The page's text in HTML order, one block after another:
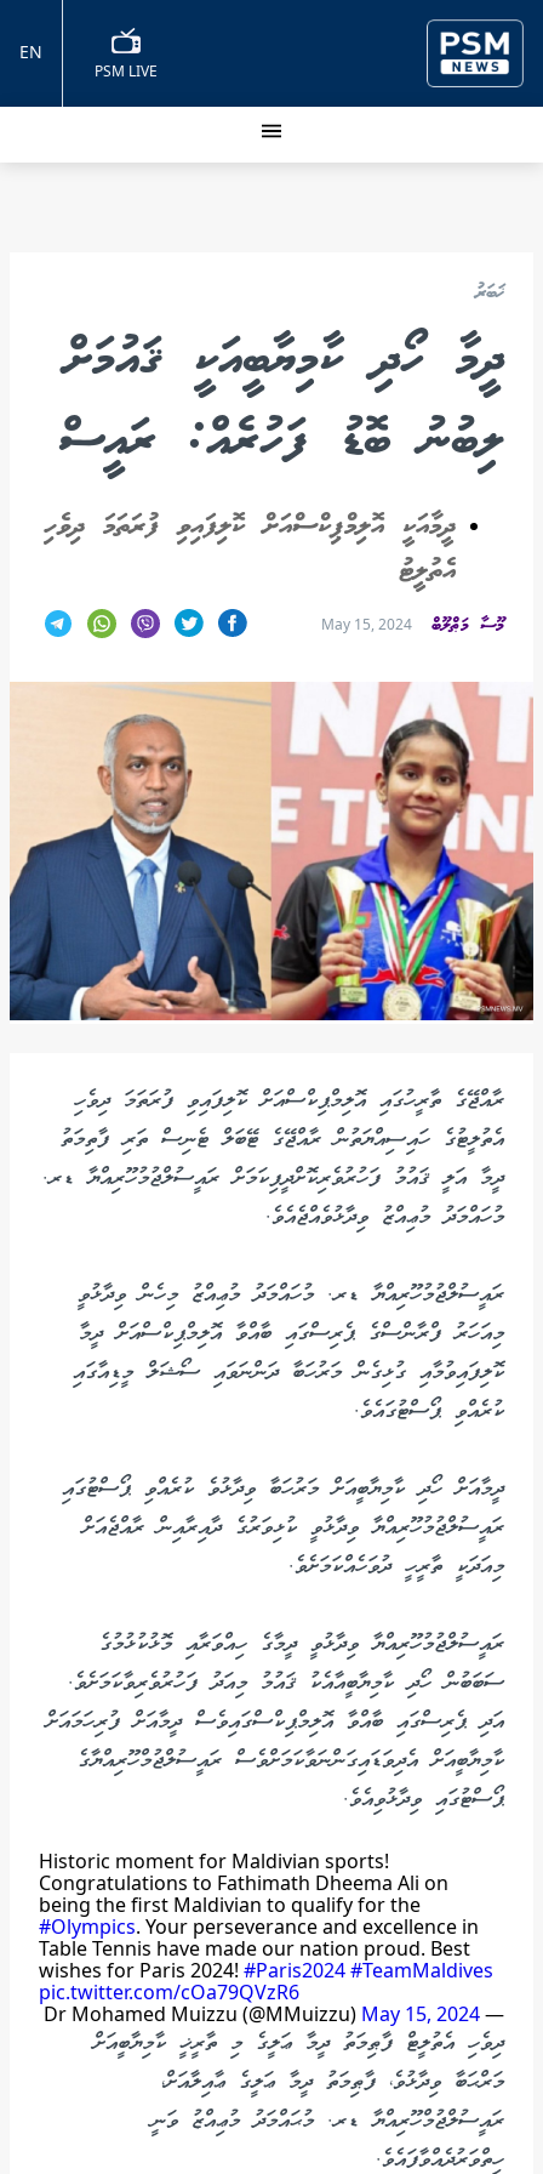
PSM LIVE
EN
ޚަބަރު
ދީމާ ހޯދި ކާމިޔާބީއަކީ ޤައުމަށް
ލިބުނު ބޮޑު ފަހުރެއް: ރައީސް
ދީމާއަކީ އޮލިމްޕިކްސްއަށް ކޮލިފައިވި ފުރަތަމަ ދިވެހި
އެތުލީޓު
މޫސާ މަޠްލޫބް May 15, 2024
ރާއްޖޭގެ ތާރީހުގައި އޮލިމްޕިކްސްއަށް ކޮލިފައިވި ފުރަތަމަ ދިވެހި
އެތުލީޓުގެ ހައިސިއްޔަތުން ރާއްޖޭގެ ޓޭބަލް ޓެނިސް ތަރި ފާތިމަތު
ދީމާ އަލީ ޤައުމު ފަހުރުވެރިކޮށްދީފިކަމަށް ރައީސުލްޖުމުހޫރިއްޔާ ޑރ.
މުހައްމަދު މުޢިއްޒު ވިދާޅުވެއްޖެއެވެ.
ރައީސުލްޖުމުހޫރިއްޔާ ޑރ. މުހައްމަދު މުޢިއްޒު މިހެން ވިދާޅުވީ
މިއަހަރު ފްރާންސްގެ ޕެރިސްގައި ބާއްވާ އޮލިމްޕިކްސްއަށް ދީމާ
ކޮލިފައިވުމާއި ގުޅިގެން މަރުހަބާ ދަންނަވައި ސޯޝަލް މީޑިއާގައި
ކުރެއްވި ޕޯސްޓުގައެވެ.
ދީމާއަށް ހޯދި ކާމިޔާބީއަށް މަރުހަބާ ވިދާޅުވެ ކުރެއްވި ޕޯސްޓުގައި
ރައީސުލްޖުމުހޫރިއްޔާ ވިދާޅުވީ ކުޅިވަރުގެ ދާއިރާއިން ރާއްޖެއަށް
މިއަދަކީ ތާރީހީ ދުވަހެއްކަމަށެވެ.
ރައީސުލްޖުމުހޫރިއްޔާ ވިދާޅުވީ ދީމާގެ ހިއްވަރާއި މޮޅުކުޅުމުގެ
ސަބަބުން ހޯދި ކާމިޔާބީއާއެކު ޤައުމު މިއަދު ފަހުރުވެރިވާކަމަށެވެ.
އަދި ޕެރިސްގައި ބާއްވާ އޮލިމްޕިކްސްގައިވެސް ދީމާއަށް ފުރިހަމައަށް
ކާމިޔާބީއަށް އެދިވަޑައިގަންނަވާކަމަށްވެސް ރައީސުލްޖުމްހޫރިއްޔާގެ
ޕޯސްޓުގައި ވިދާޅުވިއެވެ.
Historic moment for Maldivian sports!
Congratulations to Fathimath Dheema Ali on
being the first Maldivian to qualify for the
#Olympics. Your perseverance and excellence in
Table Tennis have made our nation proud. Best
wishes for Paris 2024! #Paris2024#TeamMaldives
pic.twitter.com/cOa79QVzR6
— Dr Mohamed Muizzu (@MMuizzu)
May 15, 2024
ދިވެހި އެތުލީޓް ފާޠިމަތު ދީމާ ޢަލީގެ މި ތާރީޚީ ކާމިޔާބީއަށް
މަރްޙަބާ ވިދާޅުވެ، ފާޠިމަތު ދީމާ ޢަލީގެ ޢާއިލާއަށް،
ރައީސުލްޖުމްހޫރިއްޔާ ޑރ. މުޙައްމަދު މުޢިއްޒު ވަނީ
ހިތްވަރުދެއްވާފައެވެ.